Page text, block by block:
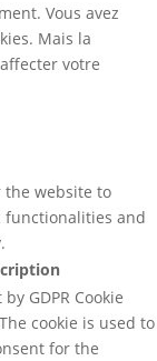
Vous avez
Mais la
votre
the website to
functionalities and
GDPR Cookie
cookie is used to
for the